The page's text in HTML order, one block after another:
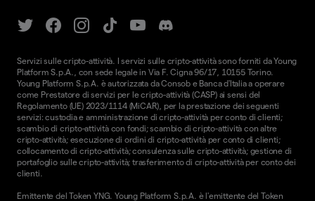
Servizi sulle cripto-attività. I servizi sulle cripto-attività sono forniti da Young
Platform S.p.A., con sede legale in Via F. Cigna 96/17, 10155 Torino.
Young Platform S.p.A. è autorizzata da Consob e Banca d'Italia a operare
come Prestatore di servizi per le cripto-attività (CASP) ai sensi del
Regolamento (UE) 2023/1114 (MiCAR), per la prestazione dei seguenti
servizi: custodia e amministrazione di cripto-attività per conto di clienti;
scambio di cripto-attività con fondi; scambio di cripto-attività con altre
cripto-attività; esecuzione di ordini di cripto-attività per conto di clienti;
collocamento di cripto-attività; consulenza sulle cripto-attività; gestione di
portafoglio sulle cripto-attività; trasferimento di cripto-attività per conto dei
clienti.
Emittente del Token YNG. Young Platform S.p.A. è l'emittente del Token